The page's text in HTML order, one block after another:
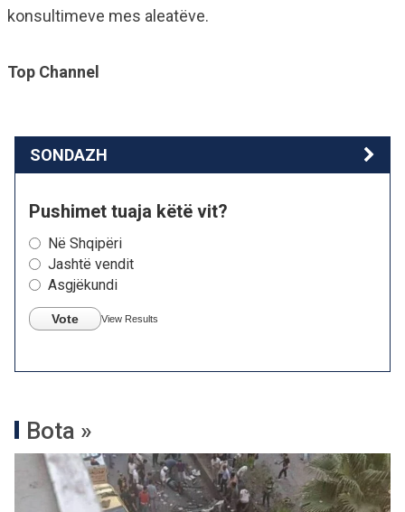
konsultimeve mes aleatëve.
Top Channel
SONDAZH
Pushimet tuaja këtë vit?
Në Shqipëri
Jashtë vendit
Asgjëkundi
Vote View Results
Bota »